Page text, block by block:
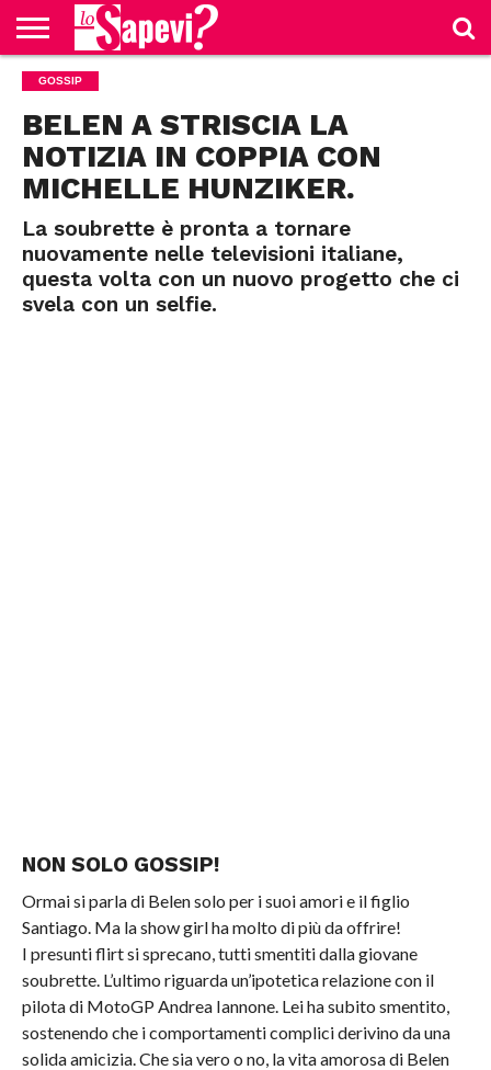
CURIOSITÀ
BENESSERE
GOSSIP
PRODOTTI
NEWS
CASA E
GOSSIP
BELEN A STRISCIA LA
NOTIZIA IN COPPIA CON
MICHELLE HUNZIKER.
La soubrette è pronta a tornare
nuovamente nelle televisioni italiane,
questa volta con un nuovo progetto che ci
svela con un selfie.
NON SOLO GOSSIP!
Ormai si parla di Belen solo per i suoi amori e il figlio
Santiago. Ma la show girl ha molto di più da offrire!
I presunti flirt si sprecano, tutti smentiti dalla giovane
soubrette. L’ultimo riguarda un’ipotetica relazione con il
pilota di MotoGP Andrea Iannone. Lei ha subito smentito,
sostenendo che i comportamenti complici derivino da una
solida amicizia. Che sia vero o no, la vita amorosa di Belen